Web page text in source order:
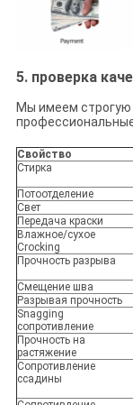
5. проверка
Мы имеем строгую
Свойство
Стирка
Потоотделение
Свет
Передача краски
Влажное/сухое
Crocking
Прочность разрыва
Смещение шва
Разрывая прочность
Snagging
сопротивление
Прочность на
растяжение
Сопротивление
ссадины